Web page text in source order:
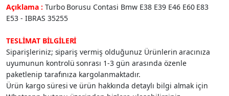
Açıklama : Turbo Borusu Contasi Bmw E38 E39 E46 E60 E83
E53 - IBRAS 35255
TESLİMAT BİLGİLERİ
Siparişleriniz; sipariş vermiş olduğunuz Ürünlerin aracınıza
uyumunun kontrolü sonrası 1-3 gün arasında özenle
paketlenip tarafınıza kargolanmaktadır.
Ürün kargo süresi ve ürün hakkında detaylı bilgi almak için